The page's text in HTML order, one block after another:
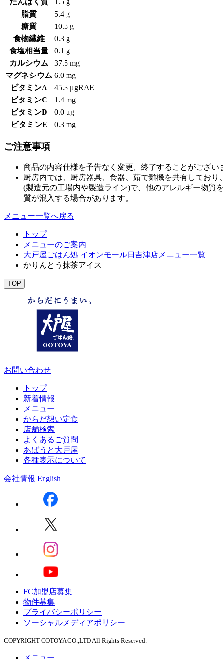
脂質
5.4 g
糖質
10.3 g
食物繊維
0.3 g
食塩相当量
0.1 g
カルシウム
37.5 mg
マグネシウム 6.0 mg
ビタミンA
45.3 μgRAE
ビタミンC
1.4 mg
ビタミンD
0.0 μg
ビタミンE
0.3 mg
ご注意事項
商品の内容仕様を予告なく変更、終了することがござ
厨房内では、厨房器具、食器、茹で麺機を共有してお
(製造元の工場内や製造ライン)で、他のアレルギー物質
質が混入する場合があります。
メニュー一覧へ戻る
トップ
メニューのご案内
大戸屋ごはん処 イオンモール日吉津店メニュー一覧
かりんとう抹茶アイス
TOP
お問い合わせ
トップ
新着情報
メニュー
からだ想い定食
店舗検索
よくあるご質問
あばうと大戸屋
各種表示について
会社情報 English
FC加盟店募集
物件募集
プライバシーポリシー
ソーシャルメディアポリシー
COPYRIGHT OOTOYA CO.,LTD All Rights Reserved.
メニュー